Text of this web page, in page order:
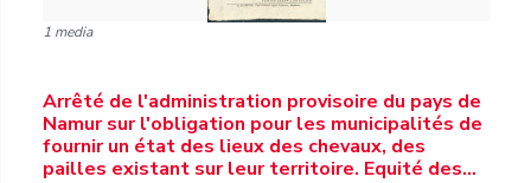
1 media
Arrêté de l'administration provisoire du pays de
Namur sur l'obligation pour les municipalités de
fournir un état des lieux des chevaux, des
pailles existant sur leur territoire. Equité des…